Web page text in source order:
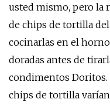
usted mismo, pero la
de chips de tortilla
cocinarlas en el
doradas antes de
condimentos Doritos.
chips de tortilla